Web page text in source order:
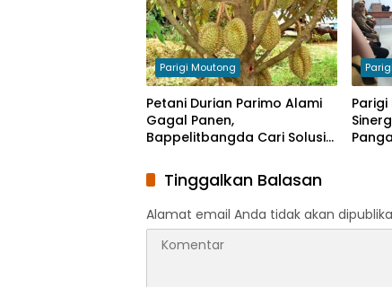
Parigi Moutong
Petani Durian Parimo Alami
Gagal Panen,
Bappelitbangda Cari Solusi
Tinggalkan Balasan
Alamat email Anda tidak akan